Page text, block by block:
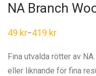
NA Branch
49 kr–419 kr
Fina utvalda rötter av
eller liknande för fina